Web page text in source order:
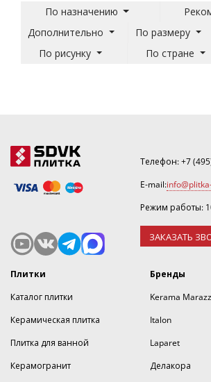
По назначению
Дополнительно
По размеру
По рисунку
По стране
Телефон:+7
E-mail:
Режим работы:
ЗАКАЗАТЬ
Плитки
Каталог плитки
Керамическая плитка
Плитка для ванной
Керамогранит
Бренды
Kerama
Italon
Laparet
Делакора